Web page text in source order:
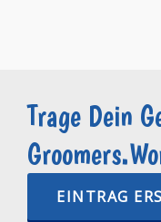
Trage Dein
EINTRAG